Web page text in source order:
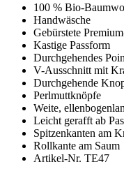
100 % Bio-
Handwäsche
Gebürstete
Kastige Passform
Durchgehendes
V-Ausschnitt mit
Durchgehende
Perlmuttknöpfe
Weite,
Leicht gerafft ab
Spitzenkanten am
Rollkante am Saum
Artikel-Nr. TE47